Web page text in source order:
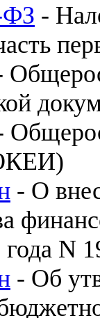
ФЗ -
- О
года N
- Об